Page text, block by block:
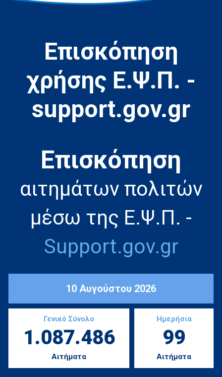
Επισκόπηση
χρήσης Ε.Ψ.Π. -
support.gov.gr
Eπισκόπηση
αιτημάτων πολιτών
μέσω της Ε.Ψ.Π. -
Support.gov.gr
10 Αυγούστου 2026
Γενικό Σύνολο
1.087.486
Αιτήματα
Ημερήσια
99
Αιτήματα